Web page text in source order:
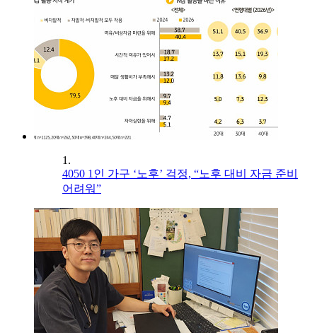
1.
4050 1인 가구 ‘노후’ 걱정, “노후 대비 자금 준비
어려워”